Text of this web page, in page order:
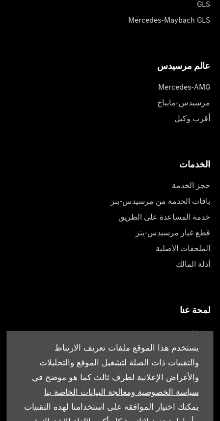
يستخدم هذا الموقع ملفات تعريف الارتباط
والتقنيات ذات الصلة لتشغيل الموقع والتحليلات
والأغراض الإعلانية لطرف ثالث كما هو موضح في
سياسة الخصوصية ومعالجة البيانات الخاصة بنا
يمكنك اختيار الموافقة على استخدامنا لهذه التقنيات
GLS
Mercedes-Maybach GLS
عالم مرسیدس
Mercedes-AMG
مرسيدس-مايباخ
أقرب وكيل
الخدمات
حجز الخدمة
باقات الخدمة من مرسيدس-بنز
خدمة المساعدة على الطريق
قطع غيار مرسيدس-بنز
الملحقات الأصلية
أدلة المالك
لمحة عنا
من نحن
أقرب وكيل
العروض